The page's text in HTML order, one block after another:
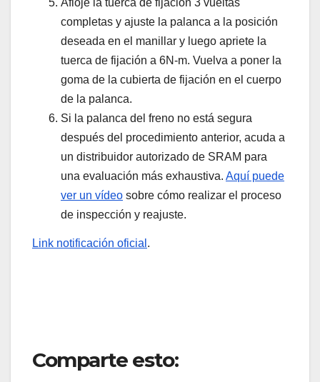
Afloje la tuerca de fijación 3 vueltas
completas y ajuste la palanca a la posición
deseada en el manillar y luego apriete la
tuerca de fijación a 6N-m. Vuelva a poner la
goma de la cubierta de fijación en el cuerpo
de la palanca.
Si la palanca del freno no está segura
después del procedimiento anterior, acuda a
un distribuidor autorizado de SRAM para
una evaluación más exhaustiva. Aquí puede
ver un vídeo sobre cómo realizar el proceso
de inspección y reajuste.
Link notificación oficial .
Comparte esto: